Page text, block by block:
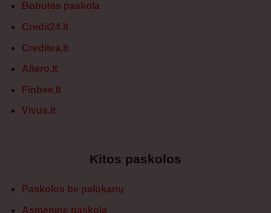
Bobutės paskola
Credit24.lt
Creditea.lt
Altero.lt
Finbee.lt
Vivus.lt
Kitos paskolos
Paskolos be palūkanų
Asmeninė paskola